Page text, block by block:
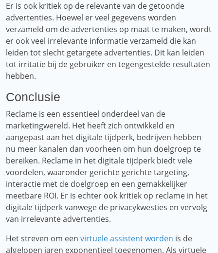
Er is ook kritiek op de relevante van de getoonde
advertenties. Hoewel er veel gegevens worden
verzameld om de advertenties op maat te maken, wordt
er ook veel irrelevante informatie verzameld die kan
leiden tot slecht getargete advertenties. Dit kan leiden
tot irritatie bij de gebruiker en tegengestelde resultaten
hebben.
Conclusie
Reclame is een essentieel onderdeel van de
marketingwereld. Het heeft zich ontwikkeld en
aangepast aan het digitale tijdperk, bedrijven hebben
nu meer kanalen dan voorheen om hun doelgroep te
bereiken. Reclame in het digitale tijdperk biedt vele
voordelen, waaronder gerichte gerichte targeting,
interactie met de doelgroep en een gemakkelijker
meetbare ROI. Er is echter ook kritiek op reclame in het
digitale tijdperk vanwege de privacykwesties en vervolg
van irrelevante advertenties.
Het streven om een virtuele assistent worden is de
afgelopen jaren exponentieel toegenomen. Als virtuele